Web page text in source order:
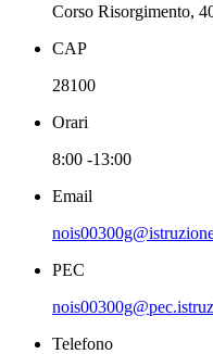
Corso Risorgimento,
CAP
28100
Orari
8:00 -13:00
Email
PEC
Telefono